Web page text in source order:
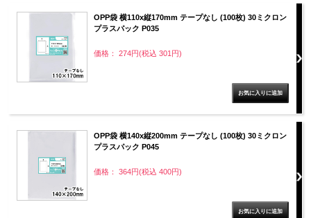
OPP袋 横110x縦170mm テープなし (100枚) 30ミクロン
プラスパック P035
価格： 274円(税込 301円)
OPP袋 横140x縦200mm テープなし (100枚) 30ミクロン
プラスパック P045
価格： 364円(税込 400円)